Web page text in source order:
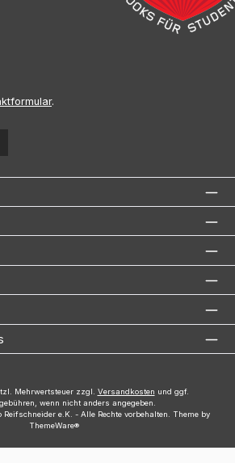
.
Mehrwertsteuer zzgl. Versandkosten und ggf.
wenn nicht anders angegeben.
e.K. - Alle Rechte vorbehalten. Theme by
ThemeWare®